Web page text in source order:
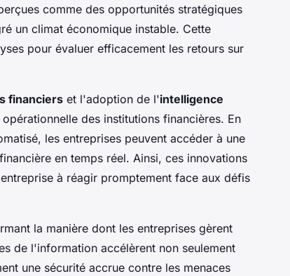
comme des opportunités stratégiques
un climat économique instable. Cette
pour évaluer efficacement les retours sur
financiers et l'adoption de l'intelligence
des institutions financières. En
les entreprises peuvent accéder à une
en temps réel. Ainsi, ces innovations
à réagir promptement face aux défis
la manière dont les entreprises gèrent
de l'information accélèrent non seulement
une sécurité accrue contre les menaces